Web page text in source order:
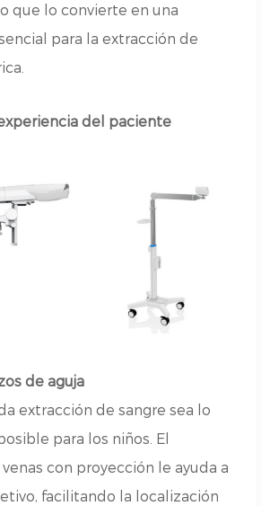
que lo convierte en una
para la extracción de
del paciente
de aguja
extracción de sangre sea lo
para los niños. El
con proyección le ayuda a
facilitando la localización